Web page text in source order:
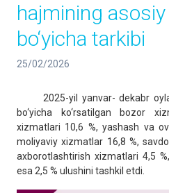
hajmining
bo‘yicha tarkibi
25/02/2026
2025-yil yanvar- dekabr
bo‘yicha ko‘rsatilgan bozor
xizmatlari 10,6 %, yashash va
moliyaviy xizmatlar 16,8 %,
axborotlashtirish xizmatlari 4,5
esa 2,5 % ulushini tashkil etdi.